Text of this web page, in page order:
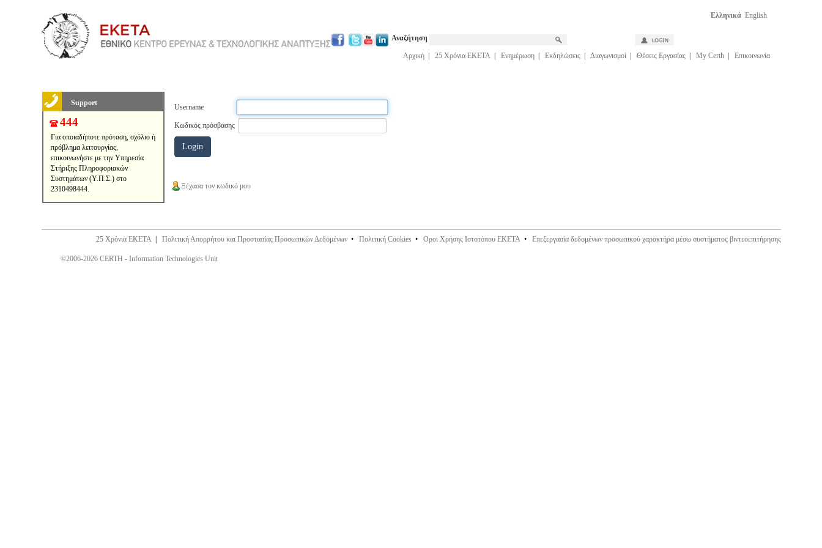
Ελληνικά English
Αναζήτηση
Αρχική| 25 Χρόνια ΕΚΕΤΑ| Ενημέρωση| Εκδηλώσεις| Διαγωνισμοί| Θέσεις Εργασίας| My Certh| Επικοινωνία
Support
444
Για οποιαδήποτε πρόταση, σχόλιο ή
πρόβλημα λειτουργίας,
επικοινωνήστε με την Υπηρεσία
Στήριξης Πληροφοριακών
Συστημάτων (Υ.Π.Σ.) στο
2310498444.
Username
Κωδικός πρόσβασης
Ξέχασα τον κωδικό μου
25 Χρόνια ΕΚΕΤΑ| Πολιτική Απορρήτου και Προστασίας Προσωπικών Δεδομένων• Πολιτική Cookies• Οροι Χρήσης Ιστοτόπου ΕΚΕΤΑ• Επεξεργασία δεδομένων προσωπικού χαρακτήρα μέσω συστήματος βιντεοεπιτήρησης
©2006-2026 CERTH - Information Technologies Unit